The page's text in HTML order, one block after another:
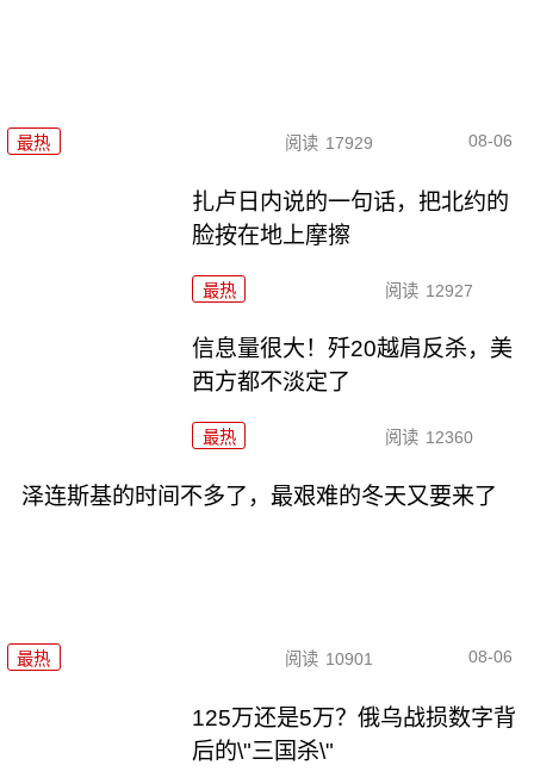
最热 阅读 17929 08-06
扎卢日内说的一句话，把北约的
脸按在地上摩擦
最热 阅读 12927
信息量很大！歼20越肩反杀，美
西方都不淡定了
最热 阅读 12360
泽连斯基的时间不多了，最艰难的冬天又要来了
最热 阅读 10901 08-06
125万还是5万？俄乌战损数字背
后的\"三国杀\"